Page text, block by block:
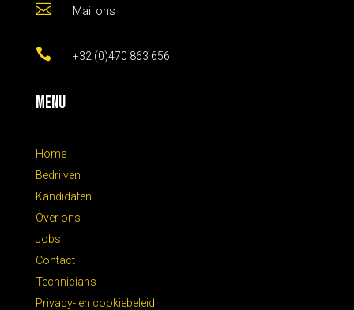
 Mail ons
 +32 (0)470 863 656
Menu
Home
Bedrijven
Kandidaten
Over ons
Jobs
Contact
Technicians
Privacy- en cookiebeleid